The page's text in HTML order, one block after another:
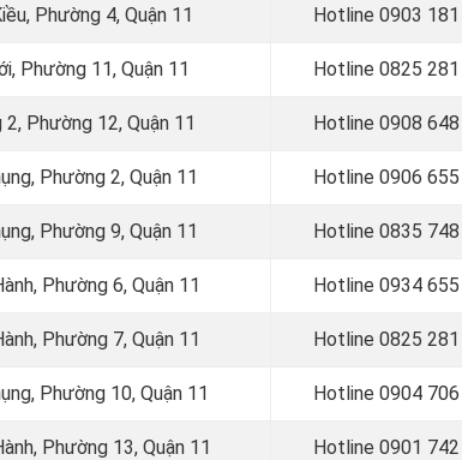
Phường 4, Quận 11 Hotline 0903
Phường 11, Quận 11 Hotline 0825
Phường 12, Quận 11 Hotline 0908
Phường 2, Quận 11 Hotline 0906
Phường 9, Quận 11 Hotline 0835
Phường 6, Quận 11 Hotline 0934
Phường 7, Quận 11 Hotline 0825
Phường 10, Quận 11 Hotline 0904
Phường 13, Quận 11 Hotline 0901